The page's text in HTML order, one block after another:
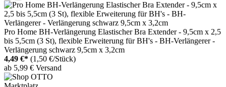
Pro Home BH-Verlängerung Elastischer Bra Extender - 9,5cm x 2,5
bis 5,5cm (3 St), flexible Erweiterung für BH's - BH-Verlängerer -
Verlängerung schwarz 9,5cm x 3,2cm
4,49 €* (1,50 €/Stück)
ab 5,99 € Versand